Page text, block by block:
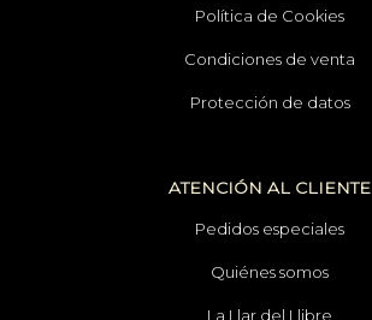
Política de Cookies
Condiciones de venta
Protección de datos
ATENCIÓN AL CLIENTE
Pedidos especiales
Quiénes somos
La Llar del Llibre